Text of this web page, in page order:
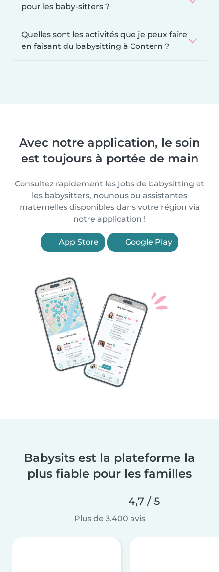
pour les baby-sitters ?
Quelles sont les activités que je peux faire
en faisant du babysitting à Contern ?
Avec notre application, le soin
est toujours à portée de main
Consultez rapidement les jobs de babysitting et
les babysitters, nounous ou assistantes
maternelles disponibles dans votre région via
notre application !
App Store Google Play
Babysits est la plateforme la
plus fiable pour les familles
4,7 / 5
Plus de 3.400 avis